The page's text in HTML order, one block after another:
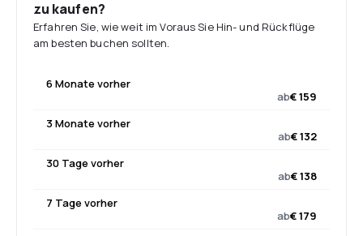
zu kaufen?
Erfahren Sie, wie weit im Voraus Sie Hin- und Rückflüge
am besten buchen sollten.
6 Monate vorher
ab€ 159
3 Monate vorher
ab€ 132
30 Tage vorher
ab€ 138
7 Tage vorher
ab€ 179